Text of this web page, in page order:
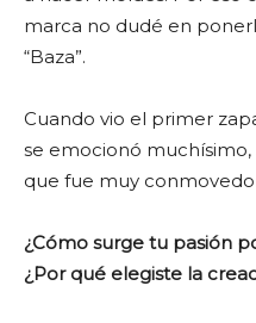
marca no dudé en
“Baza”.
Cuando vio el primer
se emocionó muchísimo,
que fue muy
¿Cómo surge tu pasión
¿Por qué elegiste la